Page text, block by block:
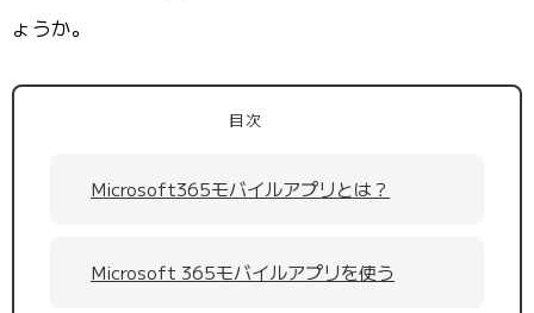
ょうか。
目次
Microsoft365モバイルアプリとは？
Microsoft 365モバイルアプリを使う